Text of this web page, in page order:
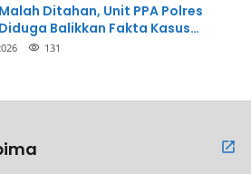
Ditahan, Unit PPA Polres
Balikkan Fakta Kasus
131